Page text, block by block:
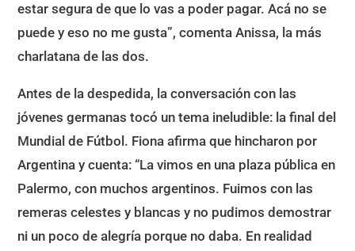
estar segura de que lo vas a poder pagar. Acá no se
puede y eso no me gusta”, comenta Anissa, la más
charlatana de las dos.
Antes de la despedida, la conversación con las
jóvenes germanas tocó un tema ineludible: la final del
Mundial de Fútbol. Fiona afirma que hincharon por
Argentina y cuenta: “La vimos en una plaza pública en
Palermo, con muchos argentinos. Fuimos con las
remeras celestes y blancas y no pudimos demostrar
ni un poco de alegría porque no daba. En realidad